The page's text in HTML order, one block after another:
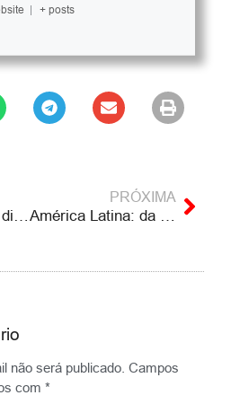
| + posts
Como terminou a ditadura militar chilena? Breno Altman
PRÓXIMA
América Latina: da invasão à resistência contra o neoliberalismo
não será publicado. Campos
com *